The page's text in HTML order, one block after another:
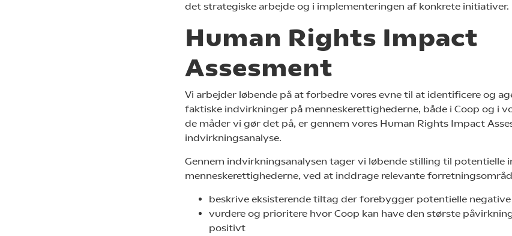
det strategiske arbejde og i implementeringen af konkrete initiativer.
Human Rights Impact
Assesment
Vi arbejder løbende på at forbedre vores evne til at identificere og
faktiske indvirkninger på menneskerettighederne, både i Coop og i
de måder vi gør det på, er gennem vores Human Rights Impact
indvirkningsanalyse.
Gennem indvirkningsanalysen tager vi løbende stilling til potentielle
menneskerettighederne, ved at inddrage relevante
beskrive eksisterende tiltag der forebygger potentielle
vurdere og prioritere hvor Coop kan have den største
positivt